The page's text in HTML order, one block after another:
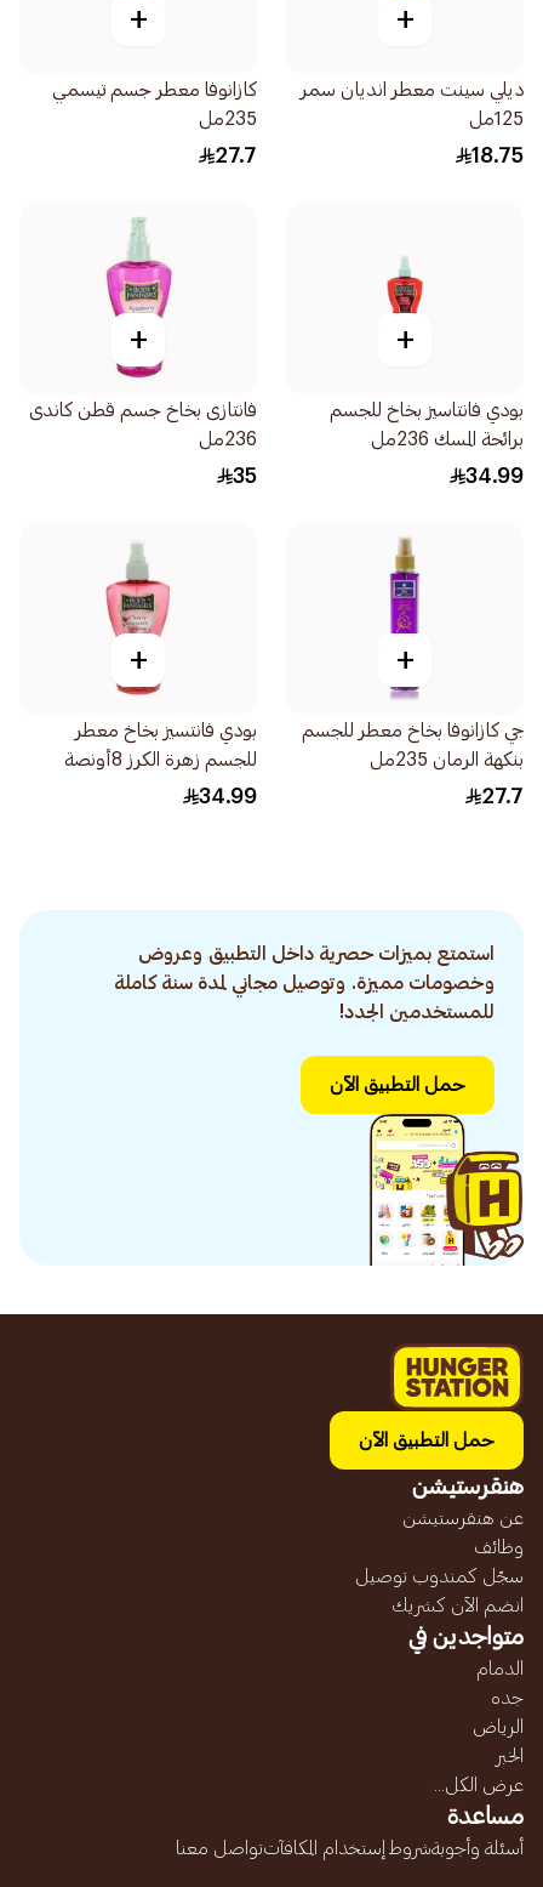
+
ديلي سينت معطر انديان سمر
125مل
18.75
+
كازانوفا معطر جسم تيسمي
235مل
27.7
+
بودي فانتاسيز بخاخ للجسم
برائحة المسك 236مل
34.99
+
فانتازى بخاخ جسم قطن كاندى
236مل
35
+
جي كازانوفا بخاخ معطر للجسم
بنكهة الرمان 235مل
27.7
+
بودي فانتسيز بخاخ معطر
للجسم زهرة الكرز 8أونصة
34.99
استمتع بميزات حصرية داخل التطبيق وعروض
وخصومات مميزة. وتوصيل مجاني لمدة سنة كاملة
للمستخدمين الجدد!
حمل التطبيق الآن
حمل التطبيق الآن
هنقرستيشن
عن هنقرستيشن
وظائف
سجّل كمندوب توصيل
انضم الآن كشريك
متواجدين في
الدمام
جده
الرياض
الخبر
عرض الكل...
مساعدة
أسئلة وأجوبةشروط إستخدام المكافآتتواصل معنا